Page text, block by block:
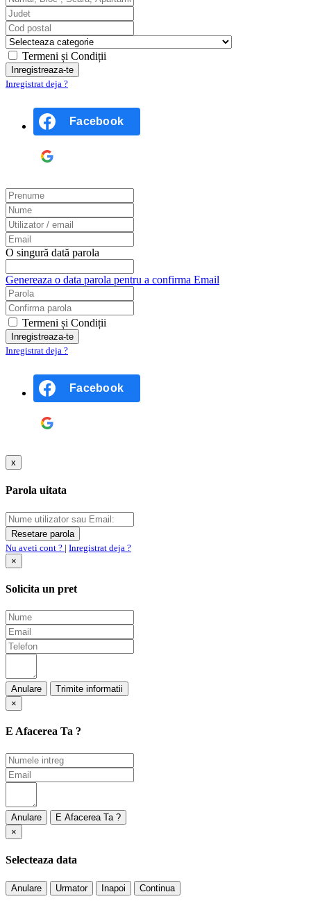
Termeni și Condiții
Inregistrat deja ?
Facebook
O singură dată parola
Genereaza o data parola pentru a confirma Email
Termeni și Condiții
Inregistrat deja ?
Facebook
x
Parola uitata
Nu aveti cont ? | Inregistrat deja ?
×
Solicita un pret
Anulare
×
E Afacerea Ta ?
Anulare
×
Selecteaza data
Anulare